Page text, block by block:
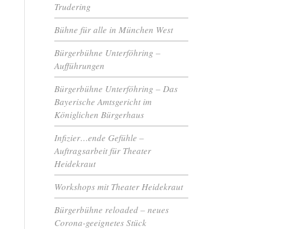
Trudering
Bühne für alle in München West
Bürgerbühne Unterföhring –
Aufführungen
Bürgerbühne Unterföhring – Das
Bayerische Amtsgericht im
Königlichen Bürgerhaus
Infizier…ende Gefühle –
Auftragsarbeit für Theater
Heidekraut
Workshops mit Theater Heidekraut
Bürgerbühne reloaded – neues
Corona-geeignetes Stück